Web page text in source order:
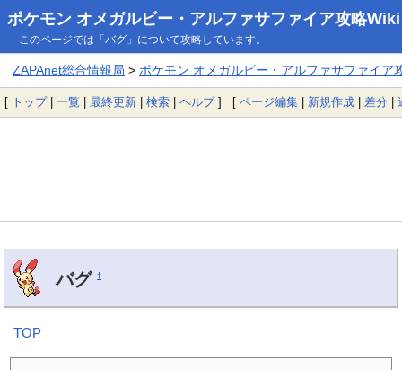
ポケモン オメガルビー・アルファサファイア攻略Wiki
このページでは「バグ」について攻略しています。
ZAPAnet総合情報局 > ポケモン オメガルビー・アルファサファイア
[ トップ| 一覧 | 最終更新 | 検索 | ヘルプ] [ ページ編集 | 新規作成 | 差分 |
バグ†
TOP